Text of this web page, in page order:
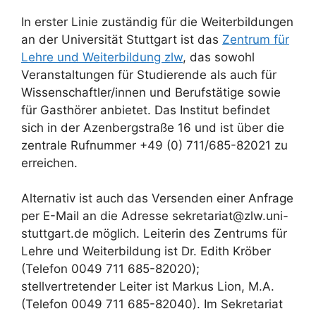
In erster Linie zuständig für die Weiterbildungen
an der Universität Stuttgart ist das Zentrum für
Lehre und Weiterbildung zlw, das sowohl
Veranstaltungen für Studierende als auch für
Wissenschaftler/innen und Berufstätige sowie
für Gasthörer anbietet. Das Institut befindet
sich in der Azenbergstraße 16 und ist über die
zentrale Rufnummer +49 (0) 711/685-82021 zu
erreichen.
Alternativ ist auch das Versenden einer Anfrage
per E-Mail an die Adresse sekretariat@zlw.uni-
stuttgart.de möglich. Leiterin des Zentrums für
Lehre und Weiterbildung ist Dr. Edith Kröber
(Telefon 0049 711 685-82020);
stellvertretender Leiter ist Markus Lion, M.A.
(Telefon 0049 711 685-82040). Im Sekretariat